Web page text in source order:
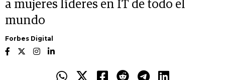
a mujeres líderes en IT de todo el
mundo
Forbes Digital